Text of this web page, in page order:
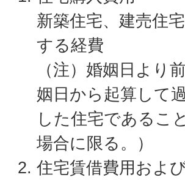
新築住宅、建売住
する経費
（注）婚姻日より
姻日から起算して
した住宅であるこ
場合に限る。）
住宅賃借費用およ